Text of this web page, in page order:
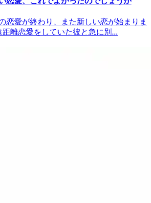
恋愛が終わり、また新しい恋が始まりま
距離恋愛をしていた彼と急に別...